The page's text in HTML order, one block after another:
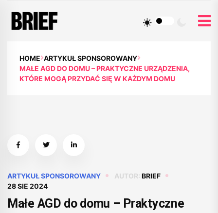
HOME ARTYKUŁ SPONSOROWANY
MAŁE AGD DO DOMU – PRAKTYCZNE URZĄDZENIA,
KTÓRE MOGĄ PRZYDAĆ SIĘ W KAŻDYM DOMU
ARTYKUŁ SPONSOROWANY AUTOR: BRIEF
28 SIE 2024
Małe AGD do domu – Praktyczne